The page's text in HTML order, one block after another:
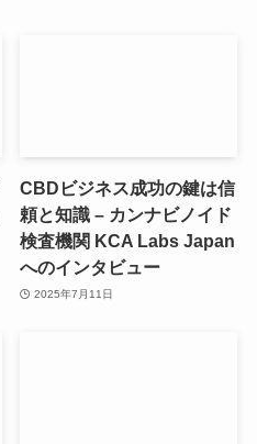
CBDビジネス成功の鍵は信
頼と知識 – カンナビノイド
検査機関 KCA Labs Japan
へのインタビュー
2025年7月11日